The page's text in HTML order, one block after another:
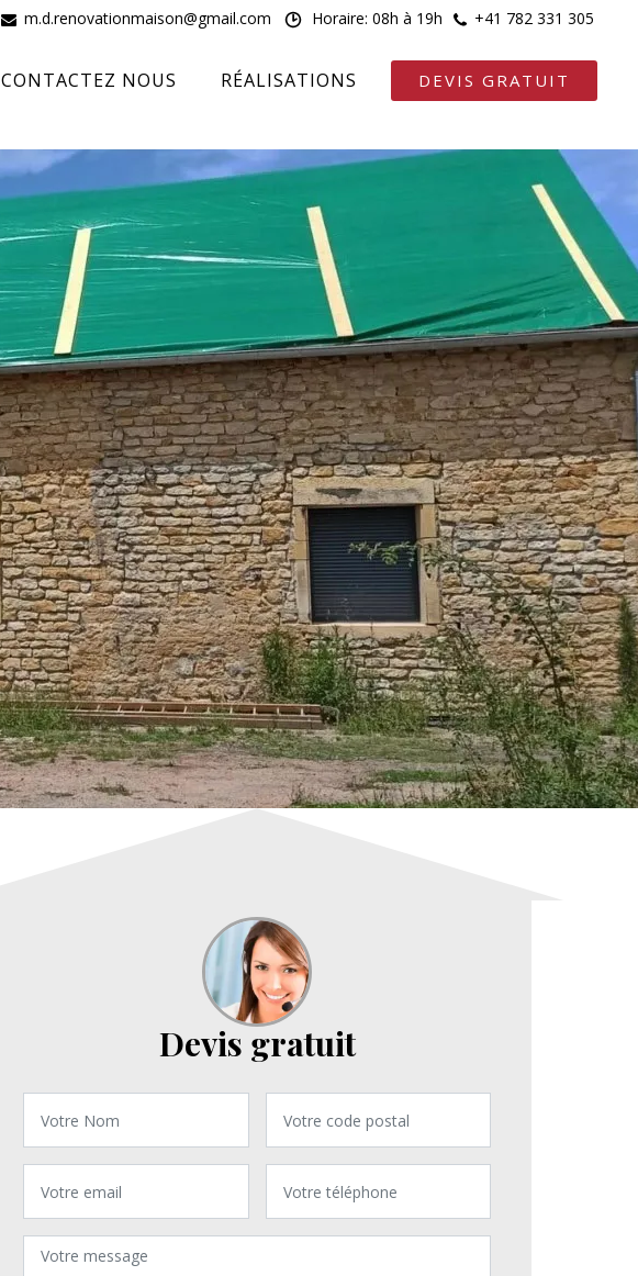
CONTACTEZ NOUS RÉALISATIONS DEVIS GRATUIT
m.d.renovationmaison@gmail.com Horaire: 08h à 19h +41 782 331 305
Devis gratuit